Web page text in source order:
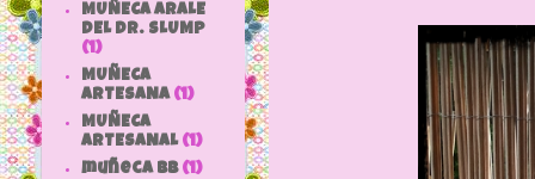
MUÑECA ARALE
DEL DR. SLUMP
(1)
MUÑECA
ARTESANA (1)
MUÑECA
ARTESANAL (1)
muñeca bb (1)